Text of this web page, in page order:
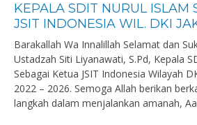
KEPALA SDIT NURUL ISLAM
JSIT INDONESIA WIL. DKI
Barakallah Wa Innalillah Selamat dan
Ustadzah Siti Liyanawati, S.Pd, Kepala
Sebagai Ketua JSIT Indonesia Wilayah
2022 – 2026. Semoga Allah berikan
langkah dalam menjalankan amanah,